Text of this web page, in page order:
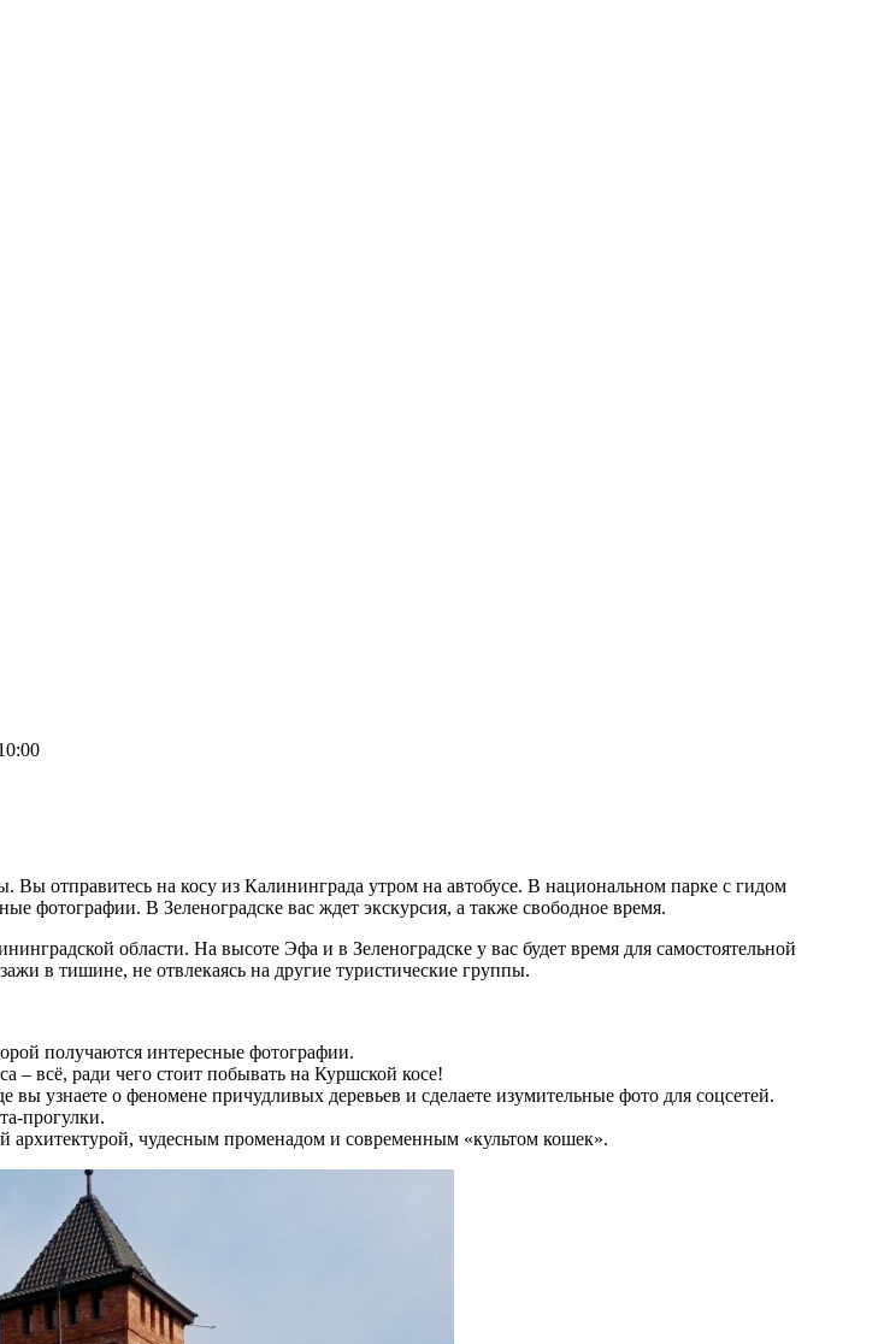
Вы отправитесь на косу из Калининграда утром на автобусе. В национальном парке с гидом
фотографии. В Зеленоградске вас ждет экскурсия, а также свободное время.
области. На высоте Эфа и в Зеленоградске у вас будет время для самостоятельной
в тишине, не отвлекаясь на другие туристические группы.
получаются интересные фотографии.
– всё, ради чего стоит побывать на Куршской косе!
узнаете о феномене причудливых деревьев и сделаете изумительные фото для соцсетей.
прогулки.
архитектурой, чудесным променадом и современным «культом кошек».